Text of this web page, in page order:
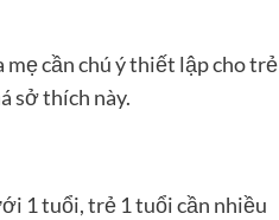
mẹ cần chú ý thiết lập cho trẻ
sở thích này.
1 tuổi, trẻ 1 tuổi cần nhiều